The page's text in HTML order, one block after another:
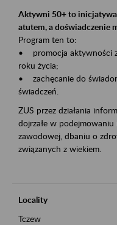
Aktywni 50+ to
atutem, a doświadczenie
Program ten to:
• promocja aktywności
roku życia;
• zachęcanie do
świadczeń.
ZUS przez działania
dojrzałe w
zawodowej, dbaniu o
związanych z wiekiem.
Locality
Tczew